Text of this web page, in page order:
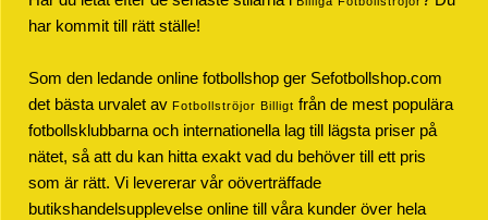
har kommit till rätt ställe!
Som den ledande online fotbollshop ger Sefotbollshop.com
det bästa urvalet av Fotbollströjor Billigt från de mest populära
fotbollsklubbarna och internationella lag till lägsta priser på
nätet, så att du kan hitta exakt vad du behöver till ett pris
som är rätt. Vi levererar vår oöverträffade
butikshandelsupplevelse online till våra kunder över hela